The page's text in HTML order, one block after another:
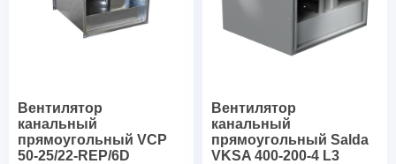
Вентилятор
канальный
прямоугольный VCP
50-25/22-REP/6D
Вентилятор
канальный
прямоугольный Salda
VKSA 400-200-4 L3